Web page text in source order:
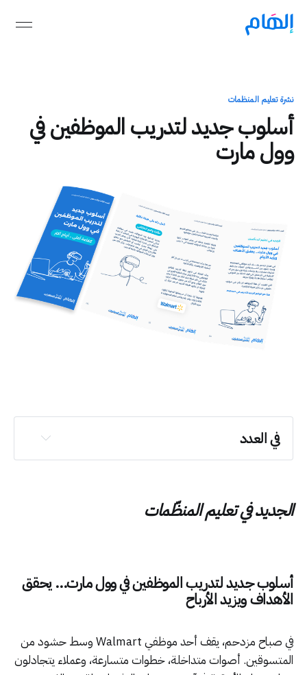
نشرة تعليم المنظمات
أسلوب جديد لتدريب الموظفين في
وول مارت
في العدد
أسلوب جديد لتدريب الموظفين في وول مارت...
المديرين
الجديد في تعليم المنظّمات
أسلوب جديد لتدريب الموظفين في وول مارت... يحقق
الأهداف ويزيد الأرباح
في صباح مزدحم، يقف أحد موظفي Walmart وسط حشود من
المتسوقين. أصوات متداخلة، خطوات متسارعة، وعملاء يتجادلون